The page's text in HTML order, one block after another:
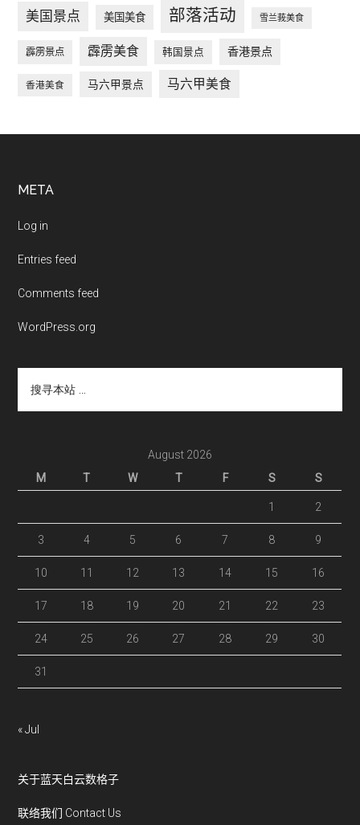
美国景点 美国美食 部落活动 雪兰莪美食
霹雳景点 霹雳美食 韩国景点 香港景点
香港美食 马六甲景点 马六甲美食
Footer
META
Log in
Entries feed
Comments feed
WordPress.org
本
August 2026
M
T W T F S S
1 2
3 4 5 6 7 8 9
10 11 12 13 14 15 16
17 18 19 20 21 22 23
24 25 26 27 28 29 30
31
« Jul
关于蓝天白云数格子
联络我们 Contact Us